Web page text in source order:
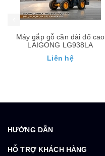
Máy gắp gỗ cần dài đổ cao
LAIGONG LG938LA
Liên hệ
HƯỚNG DẪN
HỖ TRỢ KHÁCH HÀNG